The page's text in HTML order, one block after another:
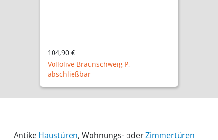
104,90 €
Vollolive Braunschweig P,
abschließbar
Antike Haustüren, Wohnungs- oderZimmertüren